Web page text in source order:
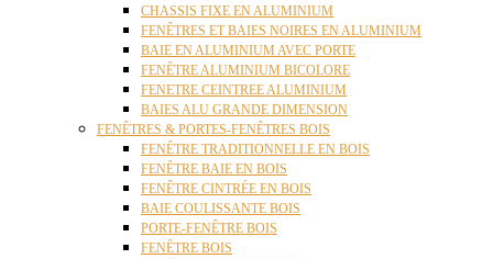
CHASSIS FIXE EN ALUMINIUM
FENÊTRES ET BAIES NOIRES EN ALUMINIUM
BAIE EN ALUMINIUM AVEC PORTE
FENÊTRE ALUMINIUM BICOLORE
FENETRE CEINTREE ALUMINIUM
BAIES ALU GRANDE DIMENSION
FENÊTRES & PORTES-FENÊTRES BOIS
FENÊTRE TRADITIONNELLE EN BOIS
FENÊTRE BAIE EN BOIS
FENÊTRE CINTRÉE EN BOIS
BAIE COULISSANTE BOIS
PORTE-FENÊTRE BOIS
FENÊTRE BOIS